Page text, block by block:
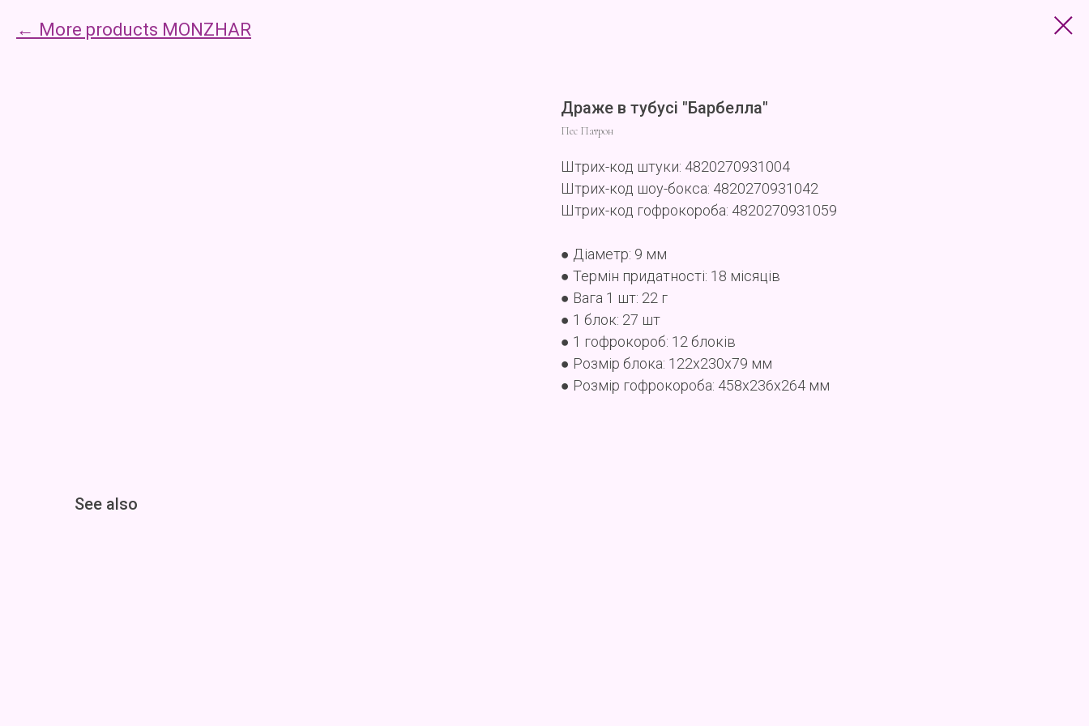
More products MONZHAR
Драже в тубусі "Барбелла"
Пес Патрон
Штрих-код штуки: 4820270931004
Штрих-код шоу-бокса: 4820270931042
Штрих-код гофрокороба: 4820270931059
● Діаметр: 9 мм
● Термін придатності: 18 місяців
● Вага 1 шт: 22 г
● 1 блок: 27 шт
● 1 гофрокороб: 12 блоків
● Розмір блока: 122x230x79 мм
● Розмір гофрокороба: 458x236x264 мм
See also